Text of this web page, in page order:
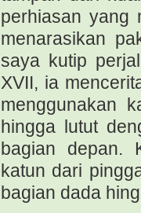
perhiasan yang
menarasikan
saya kutip
XVII, ia
menggunakan
hingga lutut
bagian depan.
katun dari
bagian dada